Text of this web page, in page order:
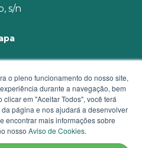
s/n
o pleno funcionamento do nosso site,
durante a navegação, bem
em "Aceitar Todos", você terá
página e nos ajudará a desenvolver
encontrar mais informações sobre
nosso Aviso de Cookies.